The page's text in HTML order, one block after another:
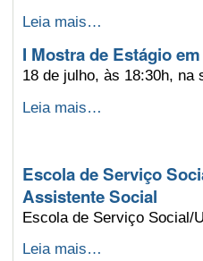
Eleição
2026
-
Leia mais…
I Mostra de Estágio
18 de julho, às 18:30h, na
I
Serviço
Social
da
UNIRIO
Leia mais…
Escola de Serviço
Assistente Social
Escola de Serviço Social/
Escola
Leia mais…